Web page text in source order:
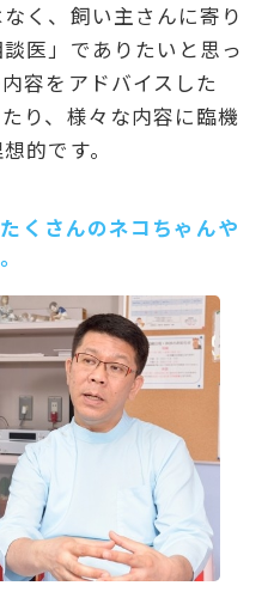
く、飼い主さんに寄り
医」でありたいと思っ
容をアドバイスした
り、様々な内容に臨機
的です。
くさんのネコちゃんや